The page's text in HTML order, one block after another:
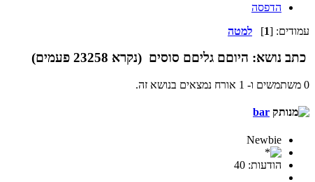
הדפסה
עמודים: [1
] למטה
כתב נושא: היוםם גליםם סוסים (נקרא 23258 פעמים)
0 משתמשים ו- 1 אורח נמצאים בנושא זה.
bar
Newbie
הודעות: 40